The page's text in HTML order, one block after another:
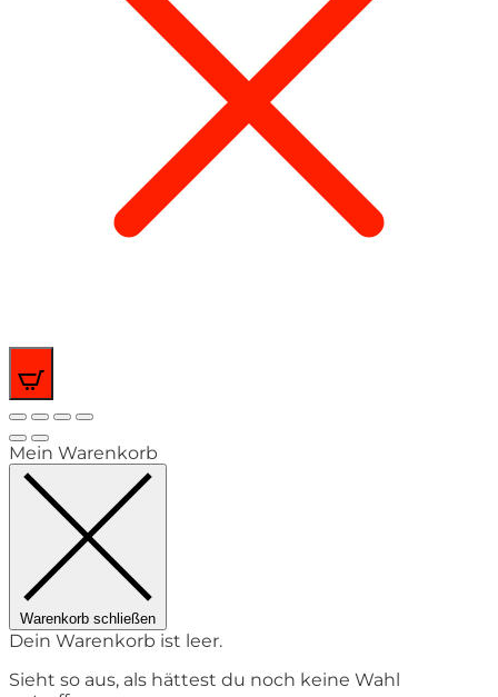
Mein Warenkorb
Warenkorb schließen
Dein Warenkorb ist leer.
Sieht so aus, als hättest du noch keine Wahl